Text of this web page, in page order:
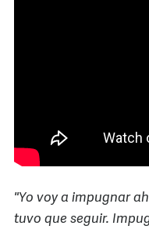
"Yo voy a impugnar
tuvo que seguir.